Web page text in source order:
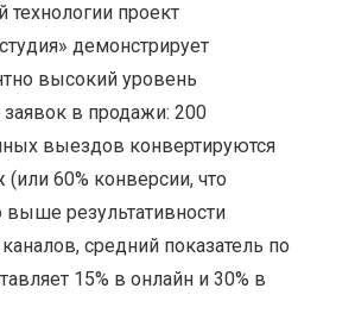
проект
демонстрирует
высокий уровень
заявок в продажи: 200
выездов конвертируются
60% конверсии, что
выше результативности
средний показатель по
15% в онлайн и 30% в